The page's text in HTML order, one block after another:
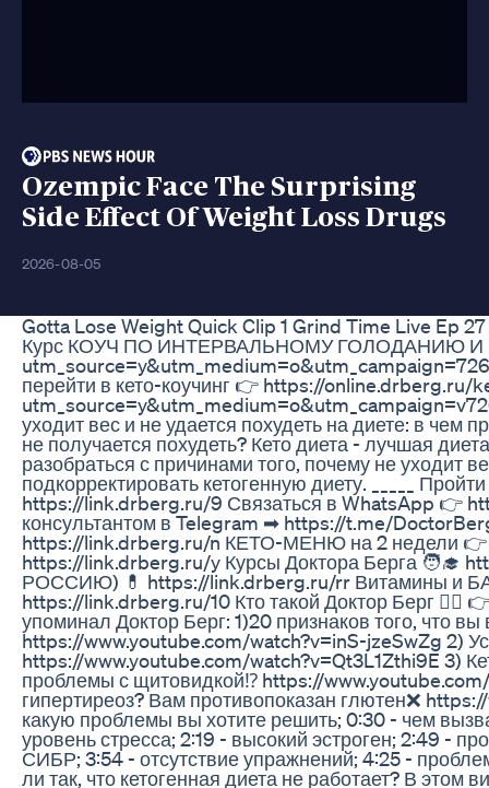
Ozempic Face The Surprising
Side Effect Of Weight Loss Drugs
2026-08-05
Gotta Lose Weight Quick Clip 1 Grind Time Live Ep
Курс КОУЧ ПО ИНТЕРВАЛЬНОМУ ГОЛОДАНИЮ И
перейти в кето-коучинг 👉 https://online.drberg.ru/
уходит вес и не удается похудеть на диете: в
не получается похудеть? Кето диета - лучшая
разобраться с причинами того, почему не уходит
подкорректировать кетогенную диету. _____
https://link.drberg.ru/9 Связаться в WhatsApp 👉
консультантом в Telegram ➡ https://t.me/
https://link.drberg.ru/n КЕТО-МЕНЮ на 2 недели 👉
https://link.drberg.ru/y Курсы Доктора Берга 🧑‍🎓
РОССИЮ) 💊 https://link.drberg.ru/rr Витамины и
https://link.drberg.ru/10 Кто такой Доктор Берг
упоминал Доктор Берг: 1)20 признаков того, что
https://www.youtube.com/watch?v=inS-jzeSwZg 2)
https://www.youtube.com/watch?v=Qt3L1Zthi9E 3)
проблемы с щитовидкой⁉️ https://
гипертиреоз? Вам противопоказан глютен❌
какую проблемы вы хотите решить; 0:30 - чем
уровень стресса; 2:19 - высокий эстроген; 2:49 -
СИБР; 3:54 - отсутствие упражнений; 4:25 -
ли так, что кетогенная диета не работает? В